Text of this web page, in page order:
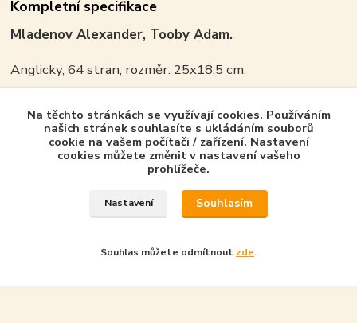
Kompletní specifikace
Mladenov Alexander, Tooby Adam.
Anglicky, 64 stran, rozměr: 25x18,5 cm.
ISBN 9781782003748
Zboží zařazeno v kategoriích - Product in
Osprey Publishing - GB
Na těchto stránkách se využívají cookies. Používáním
našich stránek souhlasíte s ukládáním souborů
cookie na vašem počítači / zařízení. Nastavení
cookies můžete změnit v nastavení vašeho
prohlížeče.
Nastavení Souhlasím
Souhlas můžete odmítnout zde.